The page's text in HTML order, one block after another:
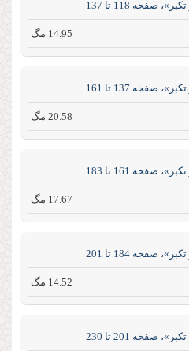
14.95 مگ
20.58 مگ
17.67 مگ
14.52 مگ